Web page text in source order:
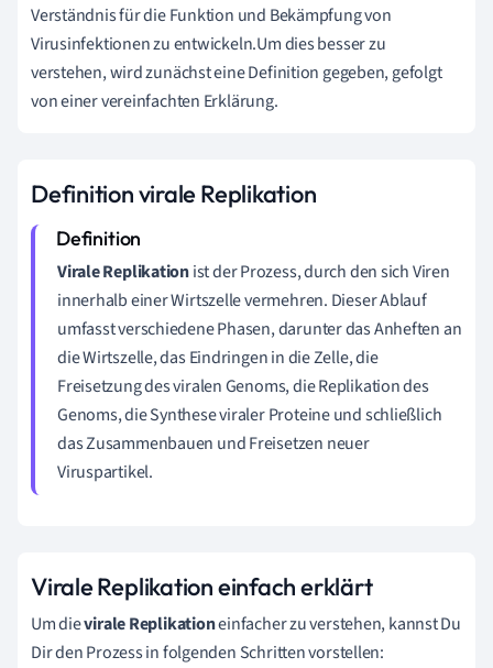
Verständnis für die Funktion und Bekämpfung von
Virusinfektionen zu entwickeln.Um dies besser zu
verstehen, wird zunächst eine Definition gegeben, gefolgt
von einer vereinfachten Erklärung.
Definition virale Replikation
Virale Replikationist der Prozess, durch den sich Viren
innerhalb einer Wirtszelle vermehren. Dieser Ablauf
umfasst verschiedene Phasen, darunter das Anheften an
die Wirtszelle, das Eindringen in die Zelle, die
Freisetzung des viralen Genoms, die Replikation des
Genoms, die Synthese viraler Proteine und schließlich
das Zusammenbauen und Freisetzen neuer
Viruspartikel.
Virale Replikation einfach erklärt
Um dievirale Replikationeinfacher zu verstehen, kannst Du
Dir den Prozess in folgenden Schritten vorstellen: